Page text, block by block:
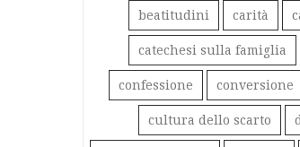
beatitudini carità
catechesi sulla famiglia
confessione conversione
cultura dello scarto